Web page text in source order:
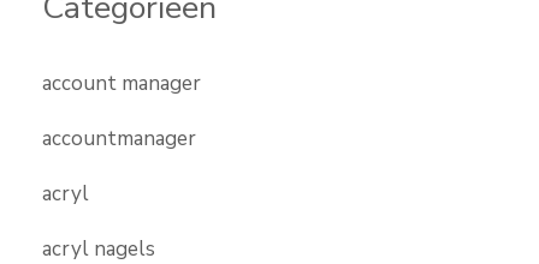
account manager
accountmanager
acryl
acryl nagels